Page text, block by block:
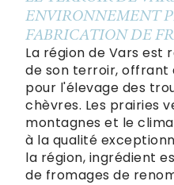
ENVIRONNEMENT
FABRICATION DE
La région de Vars est
de son terroir, offrant
pour l'élevage des
chèvres. Les prairies
montagnes et le
à la qualité
la région, ingrédient
de fromages de